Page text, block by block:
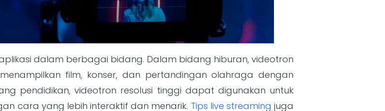
dalam berbagai bidang. Dalam bidang hiburan, videotron
film, konser, dan pertandingan olahraga dengan
pendidikan, videotron resolusi tinggi dapat digunakan untuk
cara yang lebih interaktif dan menarik. Tips live streaming juga